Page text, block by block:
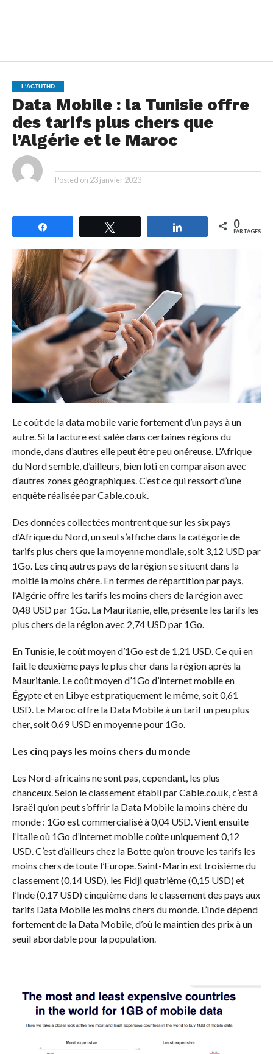
L'ACTUTHD
Data Mobile : la Tunisie offre
des tarifs plus chers que
l’Algérie et le Maroc
Posted on 23 janvier 2023
Partagez 0
PARTAGES
Le coût de la data mobile varie fortement d’un pays à un
autre. Si la facture est salée dans certaines régions du
monde, dans d’autres elle peut être peu onéreuse. L’Afrique
du Nord semble, d’ailleurs, bien loti en comparaison avec
d’autres zones géographiques. C’est ce qui ressort d’une
enquête réalisée parCable.co.uk
Des données collectées montrent que sur les six pays
d’Afrique du Nord, un seul s’affiche dans la catégorie de
tarifs plus chers que la moyenne mondiale, soit 3,12 USD par
1Go Les cinq autres pays de la région se situent dans la
moitié la moins chère. En termes de répartition par pays,
l’Algérie offre les tarifs les moins chers de la région avec
0,48 USD par 1Go La Mauritanie, elle, présente les tarifs les
plus chers de la région avec 2,74 USD par 1Go
En Tunisie, le coût moyen d’1Go est de 1,21 USD. Ce qui en
fait le deuxième pays le plus cher dans la région après la
Mauritanie. Le coût moyen d’1Go d’internet mobile en
Égypteet en Libye est pratiquement le même, soit 0,61
USD. Le Maroc offre la Data Mobile à un tarif un peu plus
cher, soit 0,69 USD en moyenne pour 1Go
Les cinq pays les moins chers du monde
Les Nord-africains ne sont pas, cependant, les plus
chanceux. Selon le classement établi parCable.co.uk , c’est à
Israël qu’on peut s’offrir la Data Mobile la moins chère du
monde : 1Go est commercialisé à 0,04 USD. Vient ensuite
l’Italie où 1Go d’internet mobile coûte uniquement 0,12
USD. C’est d’ailleurs chez la Botte qu’on trouve les tarifs les
moins chers de toute l’Europe. Saint-Marin est troisième du
classement(0,14 USD), les Fidji quatrième(0,15 USD)et
l’Inde(0,17 USD)cinquième dans le classement des pays aux
tarifs Data Mobile les moins chers du monde. L’Inde dépend
fortement de la Data Mobile, d’où le maintien des prix à un
seuilabordablepour la population.